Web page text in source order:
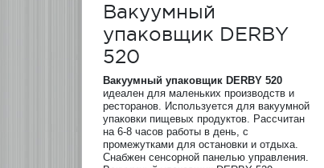
Вакуумный
упаковщик DERBY
520
Вакуумный упаковщик DERBY 520
идеален для маленьких производств и
ресторанов. Используется для вакуумной
упаковки пищевых продуктов. Рассчитан
на 6-8 часов работы в день, с
промежутками для остановки и отдыха.
Снабжен сенсорной панелью управления.